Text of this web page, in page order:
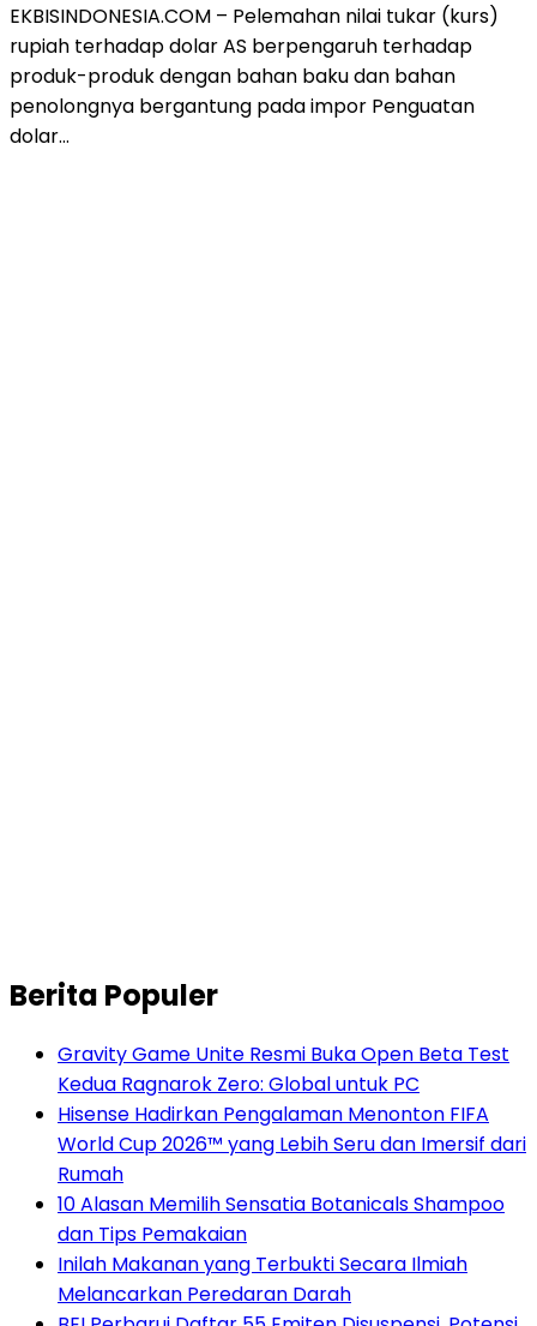
EKBISINDONESIA.COM – Pelemahan nilai tukar (kurs)
rupiah terhadap dolar AS berpengaruh terhadap
produk-produk dengan bahan baku dan bahan
penolongnya bergantung pada impor Penguatan
dolar…
Berita Populer
Gravity Game Unite Resmi Buka Open Beta Test
Kedua Ragnarok Zero: Global untuk PC
Hisense Hadirkan Pengalaman Menonton FIFA
World Cup 2026™ yang Lebih Seru dan Imersif dari
Rumah
10 Alasan Memilih Sensatia Botanicals Shampoo
dan Tips Pemakaian
Inilah Makanan yang Terbukti Secara Ilmiah
Melancarkan Peredaran Darah